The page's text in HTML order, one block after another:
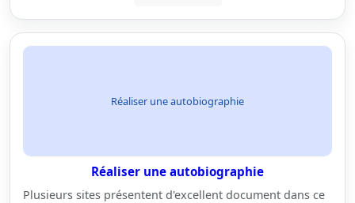
Réaliser une autobiographie
Réaliser une autobiographie
Plusieurs sites présentent d'excellent document dans ce